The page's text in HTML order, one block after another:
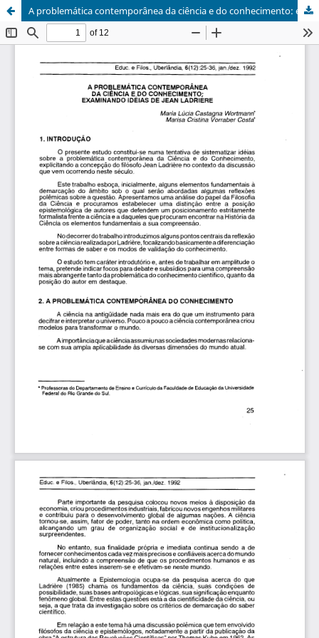
A problemática contemporânea da ciência e do conhecimento: examinando idéias de Jean Ladrière